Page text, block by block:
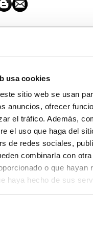
usa cookies
sitio web se usan
anuncios, ofrecer
el tráfico. Además,
el uso que haga del
de redes sociales,
combinarla con
o que hayan
haya hecho de sus
¡Ahora contacta con
Whattsapp!
625 109 909
TARIFAS